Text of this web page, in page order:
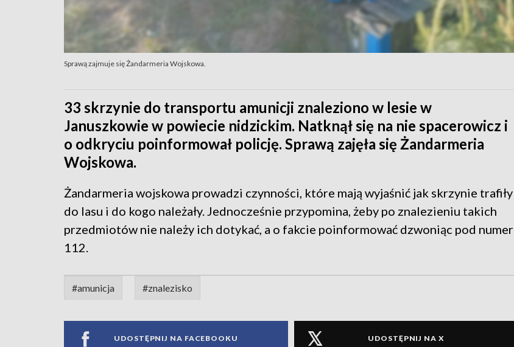
Sprawą zajmuje się Żandarmeria Wojskowa.
33 skrzynie do transportu amunicji znaleziono w lesie w
Januszkowie w powiecie nidzickim. Natknął się na nie spacerowicz i
o odkryciu poinformował policję. Sprawą zajęła się Żandarmeria
Wojskowa.
Żandarmeria wojskowa prowadzi czynności, które mają wyjaśnić jak skrzynie trafiły
do lasu i do kogo należały. Jednocześnie przypomina, żeby po znalezieniu takich
przedmiotów nie należy ich dotykać, a o fakcie poinformować dzwoniąc pod numer
112.
#amunicja #znalezisko
UDOSTĘPNIJ NA FACEBOOKU UDOSTĘPNIJ NA X